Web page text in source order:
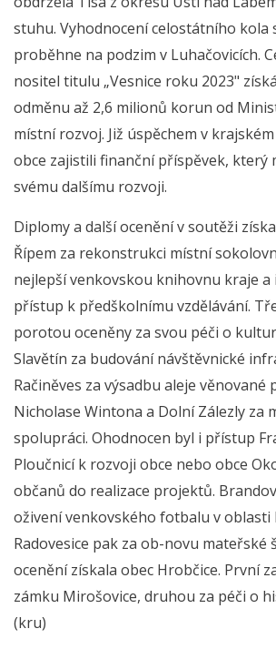
stuhu. Vyhodnocení celostátního kola
proběhne na podzim v Luhačovicích.
nositel titulu „Vesnice roku 2023"
odměnu až 2,6 milionů korun od
místní rozvoj. Již úspěchem v
obce zajistili finanční příspěvek, který
svému dalšímu rozvoji.
Diplomy a další ocenění v soutěži
Řípem za rekonstrukci místní
nejlepší venkovskou knihovnu kraje
přístup k předškolnímu vzdělávání.
porotou oceněny za svou péči o
Slavětín za budování návštěvnické
Račiněves za výsadbu aleje věnované
Nicholase Wintona a Dolní Zálezly za
spolupráci. Ohodnocen byl i přístup
Ploučnicí k rozvoji obce nebo obce
občanů do realizace projektů.
oživení venkovského fotbalu v oblasti
Radovesice pak za ob-novu mateřské
ocenění získala obec Hrobčice. První
zámku Mirošovice, druhou za péči o
(kru)